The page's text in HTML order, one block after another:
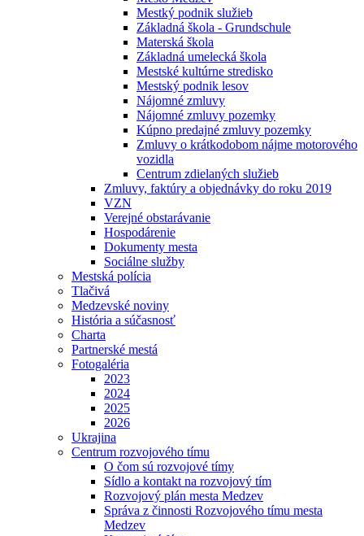
Mestký podnik služieb
Základná škola - Grundschule
Materská škola
Základná umelecká škola
Mestské kultúrne stredisko
Mestský podnik lesov
Nájomné zmluvy
Nájomné zmluvy pozemky
Kúpno predajné zmluvy pozemky
Zmluvy o krátkodobom nájme motorového
vozidla
Centrum zdielaných služieb
Zmluvy, faktúry a objednávky do roku 2019
VZN
Verejné obstarávanie
Hospodárenie
Dokumenty mesta
Sociálne služby
Mestská polícia
Tlačivá
Medzevské noviny
História a súčasnosť
Charta
Partnerské mestá
Fotogaléria
2023
2024
2025
2026
Ukrajina
Centrum rozvojového tímu
O čom sú rozvojové tímy
Sídlo a kontakt na rozvojový tím
Rozvojový plán mesta Medzev
Správa z činnosti Rozvojového tímu mesta
Medzev